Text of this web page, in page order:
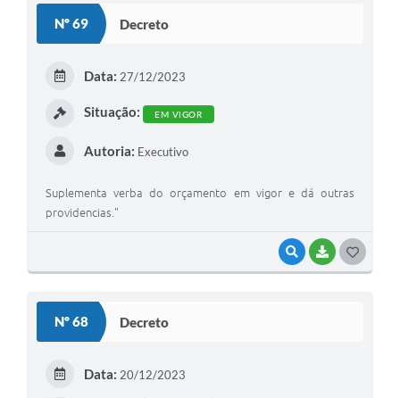
Nº 69 Decreto
VISUALIZAR
BAIXAR
Data: 27/12/2023
Situação: EM VIGOR
Autoria: Executivo
Suplementa verba do orçamento em vigor e dá outras
providencias."
Nº 68 Decreto
Data: 20/12/2023